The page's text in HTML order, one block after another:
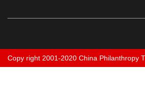
Copy right 2001-2020 China Philanthropy